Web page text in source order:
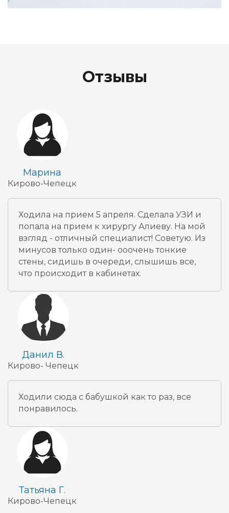
Отзывы
Марина
Кирово-Чепецк
Ходила на прием 5 апреля. Сделала УЗИ и
попала на прием к хирургу Алиеву. На мой
взгляд - отличный специалист! Советую. Из
минусов только один- ооочень тонкие
стены, сидишь в очереди, слышишь все,
что происходит в кабинетах.
Данил В.
Кирово- Чепецк
Ходили сюда с бабушкой как то раз, все
понравилось.
Татьяна Г.
Кирово-Чепецк